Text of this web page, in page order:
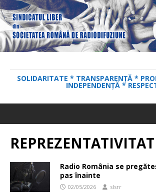
SOLIDARITATE * TRANSPARENȚĂ *
INDEPENDENȚĂ *
Radio România se
pas înainte
02/05/2026 slsrr